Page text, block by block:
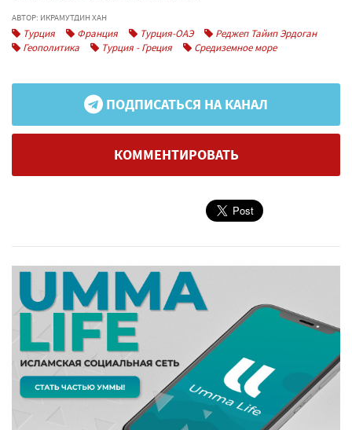
АВТОР: ИКРАМУТДИН ХАН
Турция Франция Турция-ОАЭ
Реджеп Тайип Эрдоган
Геополитика
Турция - Греция Средиземное море
ПОДПИСАТЬСЯ НА КАНАЛ
КОММЕНТИРОВАТЬ